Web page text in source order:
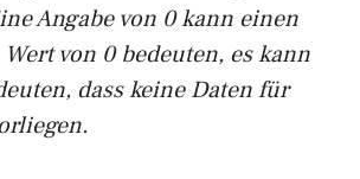
Angabe von 0 kann einen
von 0 bedeuten, es kann
dass keine Daten für